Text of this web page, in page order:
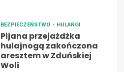
BEZPIECZEŃSTWO HULAŃGI
Pijana przejażdżka
hulajnogą zakończona
aresztem w Zduńskiej
Woli